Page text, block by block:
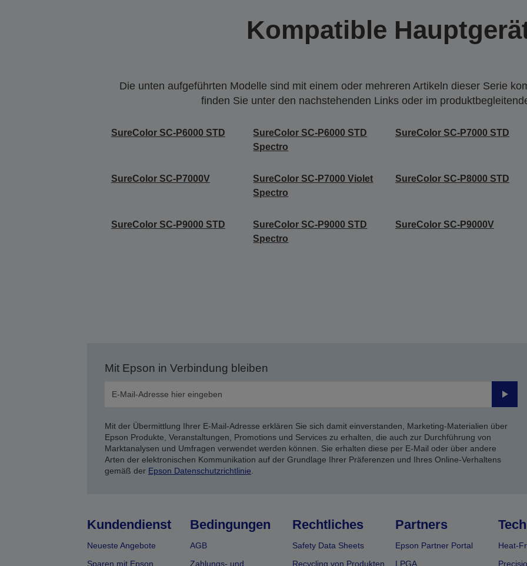
Kompatible
Die unten aufgeführten Modelle sind mit einem oder mehreren Artikeln dieser Serie
finden Sie unter den nachstehenden Links oder im
SureColor SC-P6000 STD
SureColor SC-P6000 STD
Spectro
SureColor SC-P7000 STD
SureColor SC-P7000V
SureColor SC-P7000 Violet
Spectro
SureColor SC-P8000 STD
SureColor SC-P9000 STD
SureColor SC-P9000 STD
Spectro
SureColor SC-P9000V
Mit Epson in Verbindung bleiben
Mit der Übermittlung Ihrer E-Mail-Adresse erklären Sie sich damit einverstanden, Marketing-Materialien über
Epson Produkte, Veranstaltungen, Promotions und Services zu erhalten, die auch zur Durchführung von
Marktanalysen und Umfragen verwendet werden können. Sie erhalten diese per E-Mail oder über andere
Arten der elektronischen Kommunikation auf der Grundlage Ihrer Präferenzen und Ihres Online-Verhaltens
gemäß der Epson Datenschutzrichtlinie
Kundendienst
Neueste Angebote
Sparen mit Epson
Bedingungen
AGB
Zahlungs- und
Rechtliches
Safety Data Sheets
Recycling von Produkten
Partners
Epson Partner Portal
LPGA
Heat-